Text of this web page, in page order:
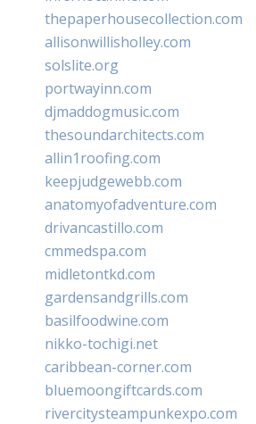
thepaperhousecollection.com
allisonwillisholley.com
solslite.org
portwayinn.com
djmaddogmusic.com
thesoundarchitects.com
allin1roofing.com
keepjudgewebb.com
anatomyofadventure.com
drivancastillo.com
cmmedspa.com
midletontkd.com
gardensandgrills.com
basilfoodwine.com
nikko-tochigi.net
caribbean-corner.com
bluemoongiftcards.com
rivercitysteampunkexpo.com